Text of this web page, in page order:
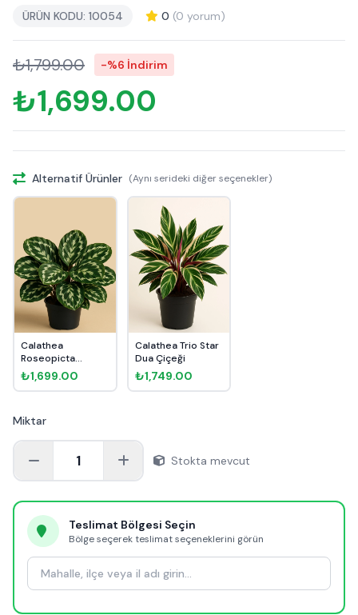
ÜRÜN KODU: 10054 0 (0 yorum)
₺1,799.00 -%6 İndirim
₺1,699.00
Alternatif Ürünler (Aynı serideki diğer seçenekler)
Calathea
Roseopicta
Medallion Dua
Çiçeği
₺1,699.00
Calathea Trio Star
Dua Çiçeği
₺1,749.00
Miktar
1 Stokta mevcut
Teslimat Bölgesi Seçin
Bölge seçerek teslimat seçeneklerini görün